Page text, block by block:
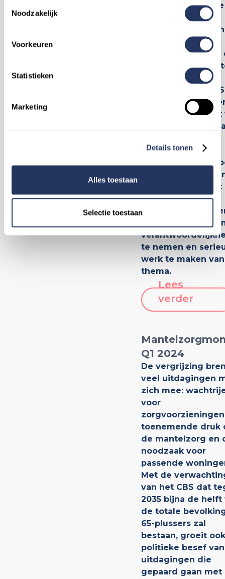
Noodzakelijk
Voorkeuren
Statistieken
Marketing
Details tonen
Alles toestaan
Selectie toestaan
uitdagingen: lange
wachttijden voor
meer druk op
mantelzorgers, en
groeiende
aan geschikte
woningen. Het CBS
voorspelt dat
2035 bijna de helft
de bevolking 65
waardoor ook het
politieke besef
van de
gepaard gaan met
ouder worden. Dit
benadrukt de
voor het kabinet
te nemen en
werk te maken
thema.
Lees
verder
Q1 2024
De vergrijzing
veel uitdagingen
zich mee:
voor
toenemende druk
de mantelzorg en
noodzaak voor
passende
Met de
van het CBS dat
2035 bijna de helft
de totale
65-plussers zal
bestaan, groeit
politieke besef
uitdagingen die
gepaard gaan met